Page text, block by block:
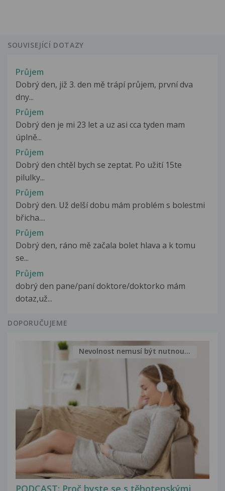
SOUVISEJÍCÍ DOTAZY
Průjem
Dobrý den, již 3. den mě trápí průjem, první dva
dny...
Průjem
Dobrý den je mi 23 let a uz asi cca tyden mam
úplně...
Průjem
Dobrý den chtěl bych se zeptat. Po užití 15te
pilulky...
Průjem
Dobrý den. Už delší dobu mám problém s bolestmi
břicha....
Průjem
Dobrý den, ráno mě začala bolet hlava a k tomu
se...
Průjem
dobrý den pane/paní doktore/doktorko mám
dotaz,už...
DOPORUČUJEME
Nevolnost nemusí být nutnou...